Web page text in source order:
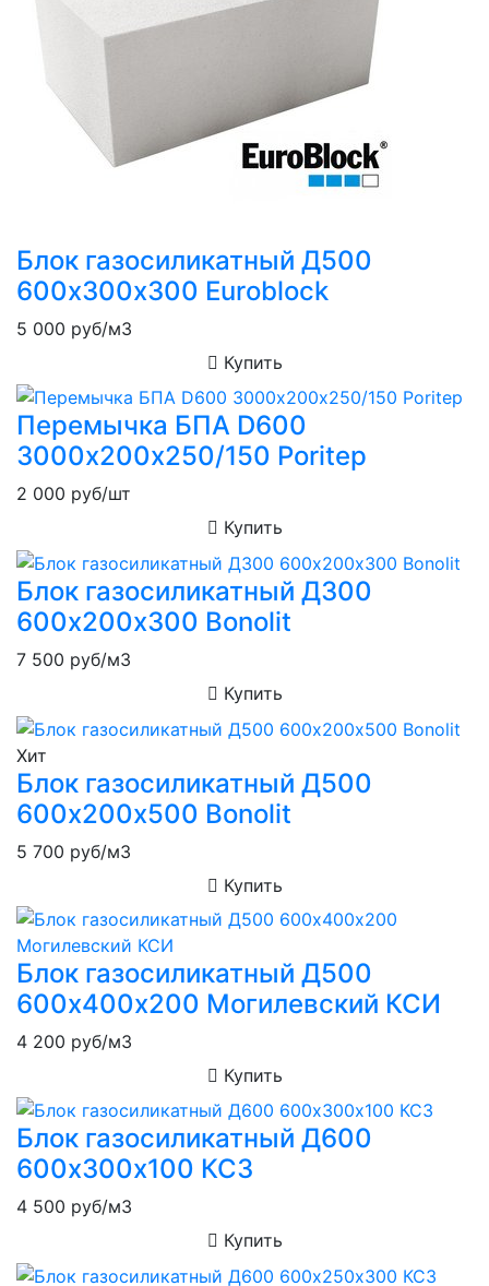
Блок газосиликатный Д500
600х300х300 Euroblock
5 000 руб/м3
Купить
Перемычка БПА D600
3000х200х250/150 Poritep
2 000 руб/шт
Купить
Блок газосиликатный Д300
600х200х300 Bonolit
7 500 руб/м3
Купить
Хит
Блок газосиликатный Д500
600х200х500 Bonolit
5 700 руб/м3
Купить
Блок газосиликатный Д500
600х400х200 Могилевский КСИ
4 200 руб/м3
Купить
Блок газосиликатный Д600
600х300х100 КСЗ
4 500 руб/м3
Купить